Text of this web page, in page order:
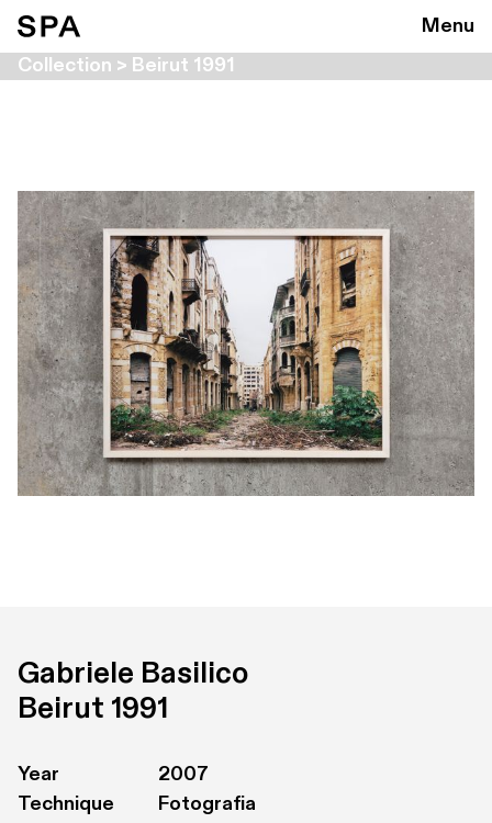
Menu
Collection > Beirut 1991
Gabriele Basilico
Beirut 1991
Year
2007
Technique
Fotografia